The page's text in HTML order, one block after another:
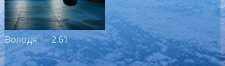
Володя — 2.61